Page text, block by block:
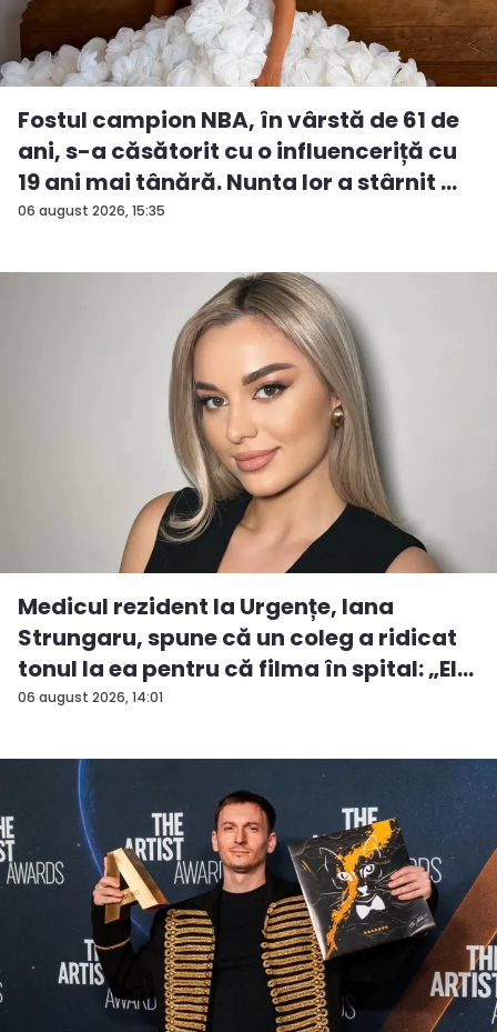
06 august 2026, 15:35
Fostul campion NBA, în vârstă de 61 de
ani, s-a căsătorit cu o influenceriță cu
19 ani mai tânără. Nunta lor a stârnit ...
06 august 2026, 14:01
Medicul rezident la Urgențe, Iana
Strungaru, spune că un coleg a ridicat
tonul la ea pentru că filma în spital: „El
a...